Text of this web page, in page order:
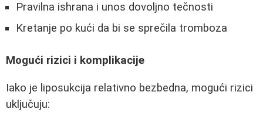
Pravilna ishrana i unos dovoljno tečnosti
Kretanje po kući da bi se sprečila tromboza
Mogući rizici i komplikacije
Iako je liposukcija relativno bezbedna, mogući rizici
uključuju: